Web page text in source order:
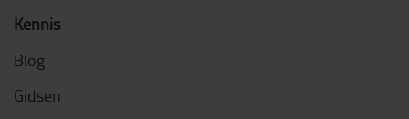
Kennis
Blog
Gidsen